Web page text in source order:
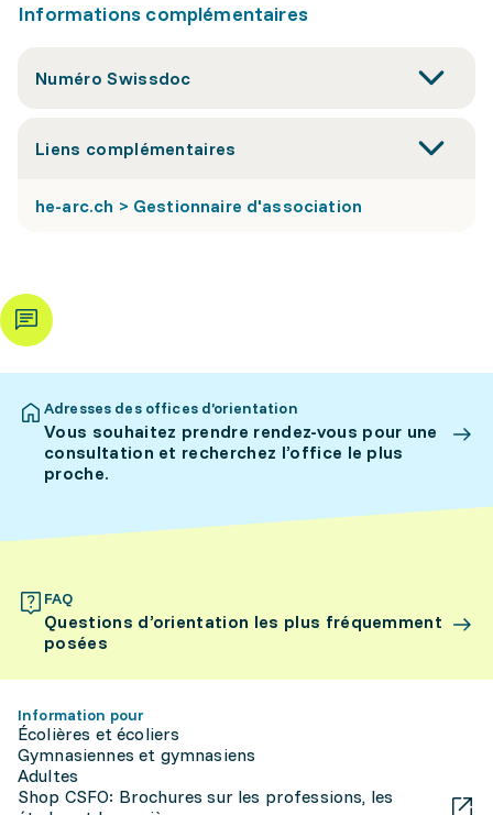
Informations complémentaires
Numéro Swissdoc
Liens complémentaires
he-arc.ch > Gestionnaire d'association
Adresses des offices d’orientation
Vous souhaitez prendre rendez-vous pour une
consultation et recherchez l’office le plus
proche.
FAQ
Questions d’orientation les plus fréquemment
posées
Information pour
Écolières et écoliers
Gymnasiennes et gymnasiens
Adultes
Shop CSFO: Brochures sur les professions, les